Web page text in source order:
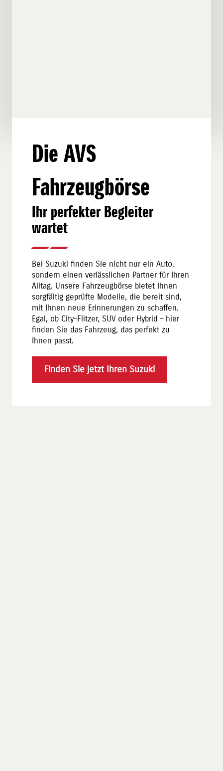
Die AVS
Fahrzeugbörse
Ihr perfekter Begleiter
wartet
Bei Suzuki finden Sie nicht nur ein Auto,
sondern einen verlässlichen Partner für Ihren
Alltag. Unsere Fahrzeugbörse bietet Ihnen
sorgfältig geprüfte Modelle, die bereit sind,
mit Ihnen neue Erinnerungen zu schaffen.
Egal, ob City-Flitzer, SUV oder Hybrid – hier
finden Sie das Fahrzeug, das perfekt zu
Ihnen passt.
Finden Sie jetzt Ihren Suzuki